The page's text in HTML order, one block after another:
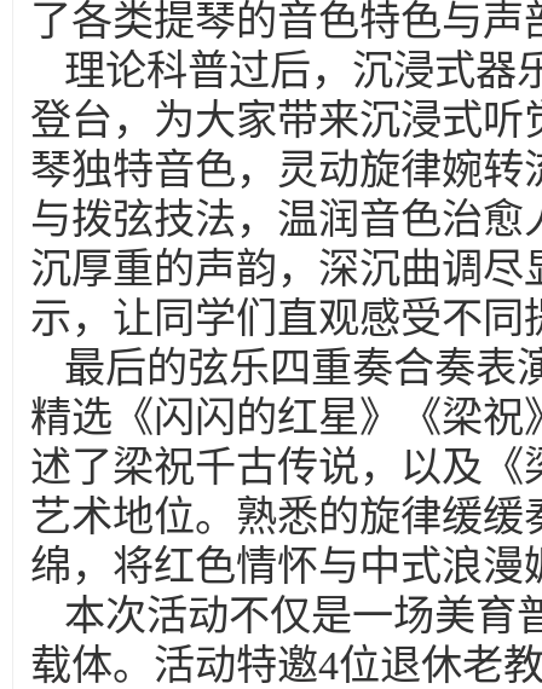
了各类提琴的音色特色与声
理论科普过后，沉浸式器
登台，为大家带来沉浸式
琴独特音色，灵动旋律婉
与拨弦技法，温润音色治
沉厚重的声韵，深沉曲调
示，让同学们直观感受不
最后的弦乐四重奏合奏表
精选《闪闪的红星》《梁
述了梁祝千古传说，以及
艺术地位。熟悉的旋律缓
绵，将红色情怀与中式浪
本次活动不仅是一场美育
载体。活动特邀4位退休老